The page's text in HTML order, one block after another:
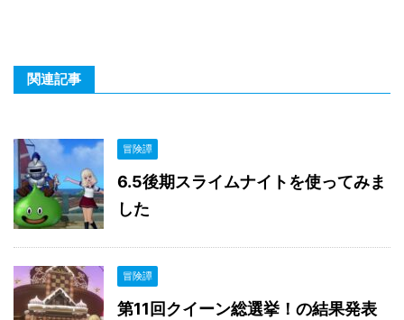
関連記事
冒険譚
6.5後期スライムナイトを使ってみま
した
冒険譚
第11回クイーン総選挙！の結果発表